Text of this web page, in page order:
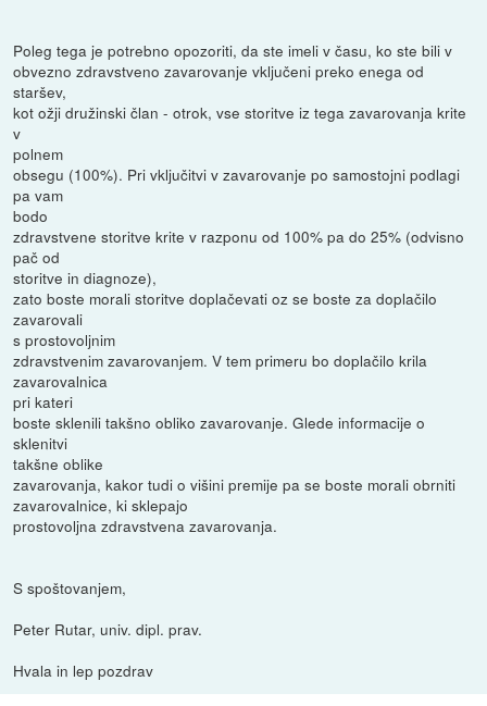
Poleg tega je potrebno opozoriti, da ste imeli v času, ko ste bili v
obvezno zdravstveno zavarovanje vključeni preko enega od
staršev,
kot ožji družinski član - otrok, vse storitve iz tega zavarovanja krite
v
polnem
obsegu (100%). Pri vključitvi v zavarovanje po samostojni podlagi
pa vam
bodo
zdravstvene storitve krite v razponu od 100% pa do 25% (odvisno
pač od
storitve in diagnoze),
zato boste morali storitve doplačevati oz se boste za doplačilo
zavarovali
s prostovoljnim
zdravstvenim zavarovanjem. V tem primeru bo doplačilo krila
zavarovalnica
pri kateri
boste sklenili takšno obliko zavarovanje. Glede informacije o
sklenitvi
takšne oblike
zavarovanja, kakor tudi o višini premije pa se boste morali obrniti
zavarovalnice, ki sklepajo
prostovoljna zdravstvena zavarovanja.
S spoštovanjem,
Peter Rutar, univ. dipl. prav.
Hvala in lep pozdrav